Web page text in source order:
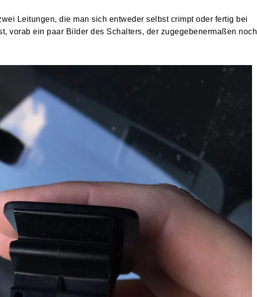
Leitungen, die man sich entweder selbst crimpt oder fertig bei
vorab ein paar Bilder des Schalters, der zugegebenermaßen noch